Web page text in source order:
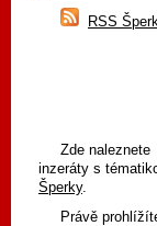
RSS
Zde naleznete
inzeráty s
Šperky.
Právě